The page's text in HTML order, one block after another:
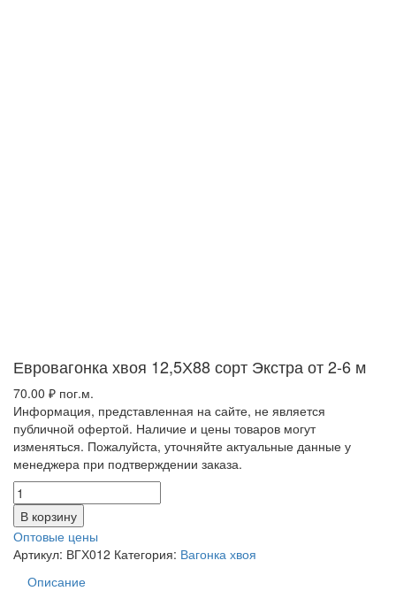
Евровагонка хвоя 12,5Х88 сорт Экстра от 2-6 м
70.00 ₽ пог.м.
Информация, представленная на сайте, не является
публичной офертой. Наличие и цены товаров могут
изменяться. Пожалуйста, уточняйте актуальные данные у
менеджера при подтверждении заказа.
В корзину
Оптовые цены
Артикул: ВГХ012 Категория: Вагонка хвоя
Описание